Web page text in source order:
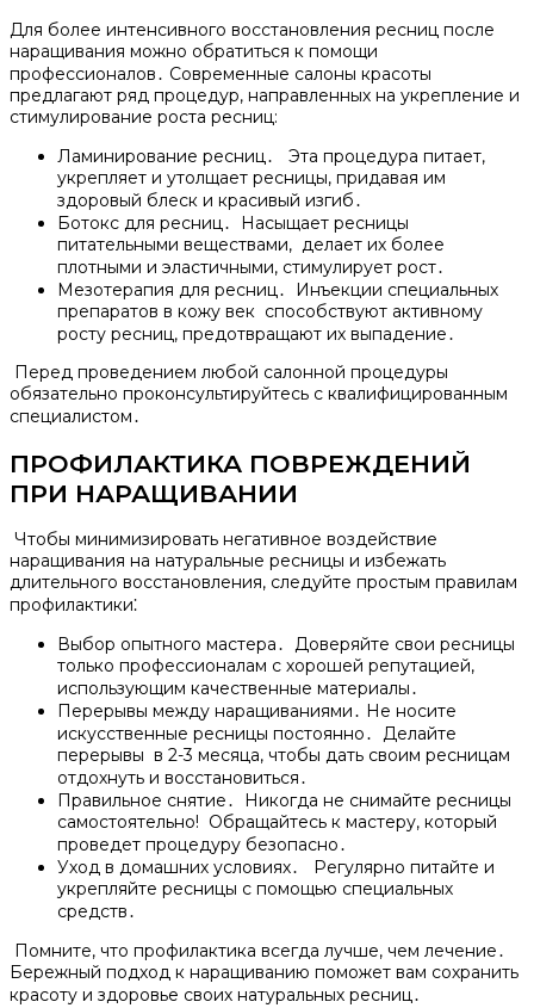
Для более интенсивного восстановления ресниц после
наращивания можно обратиться к помощи
профессионалов․ Современные салоны красоты
предлагают ряд процедур, направленных на укрепление и
стимулирование роста ресниц:
Ламинирование ресниц․ Эта процедура питает,
укрепляет и утолщает ресницы, придавая им
здоровый блеск и красивый изгиб․
Ботокс для ресниц․ Насыщает ресницы
питательными веществами, делает их более
плотными и эластичными, стимулирует рост․
Мезотерапия для ресниц․ Инъекции специальных
препаратов в кожу век способствуют активному
росту ресниц, предотвращают их выпадение․
Перед проведением любой салонной процедуры
обязательно проконсультируйтесь с квалифицированным
специалистом․
ПРОФИЛАКТИКА ПОВРЕЖДЕНИЙ
ПРИ НАРАЩИВАНИИ
Чтобы минимизировать негативное воздействие
наращивания на натуральные ресницы и избежать
длительного восстановления, следуйте простым правилам
профилактики⁚
Выбор опытного мастера․ Доверяйте свои ресницы
только профессионалам с хорошей репутацией,
использующим качественные материалы․
Перерывы между наращиваниями․ Не носите
искусственные ресницы постоянно․ Делайте
перерывы в 2-3 месяца, чтобы дать своим ресницам
отдохнуть и восстановиться․
Правильное снятие․ Никогда не снимайте ресницы
самостоятельно!​ Обращайтесь к мастеру, который
проведет процедуру безопасно․
Уход в домашних условиях․ Регулярно питайте и
укрепляйте ресницы с помощью специальных
средств․
Помните, что профилактика всегда лучше, чем лечение․
Бережный подход к наращиванию поможет вам сохранить
красоту и здоровье своих натуральных ресниц․